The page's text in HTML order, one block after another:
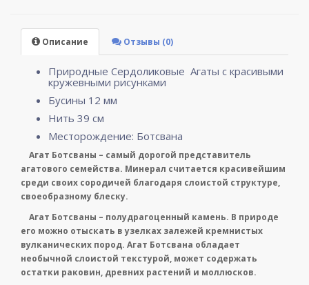
Описание Отзывы (0)
Природные Сердоликовые Агаты с красивыми
кружевными рисунками
Бусины 12 мм
Нить 39 см
Месторождение: Ботсвана
Агат Ботсваны – самый дорогой представитель
агатового семейства. Минерал считается красивейшим
среди своих сородичей благодаря слоистой структуре,
своеобразному блеску.
Агат Ботсваны – полудрагоценный камень. В природе
его можно отыскать в узелках залежей кремнистых
вулканических пород. Агат Ботсвана обладает
необычной слоистой текстурой, может содержать
остатки раковин, древних растений и моллюсков.